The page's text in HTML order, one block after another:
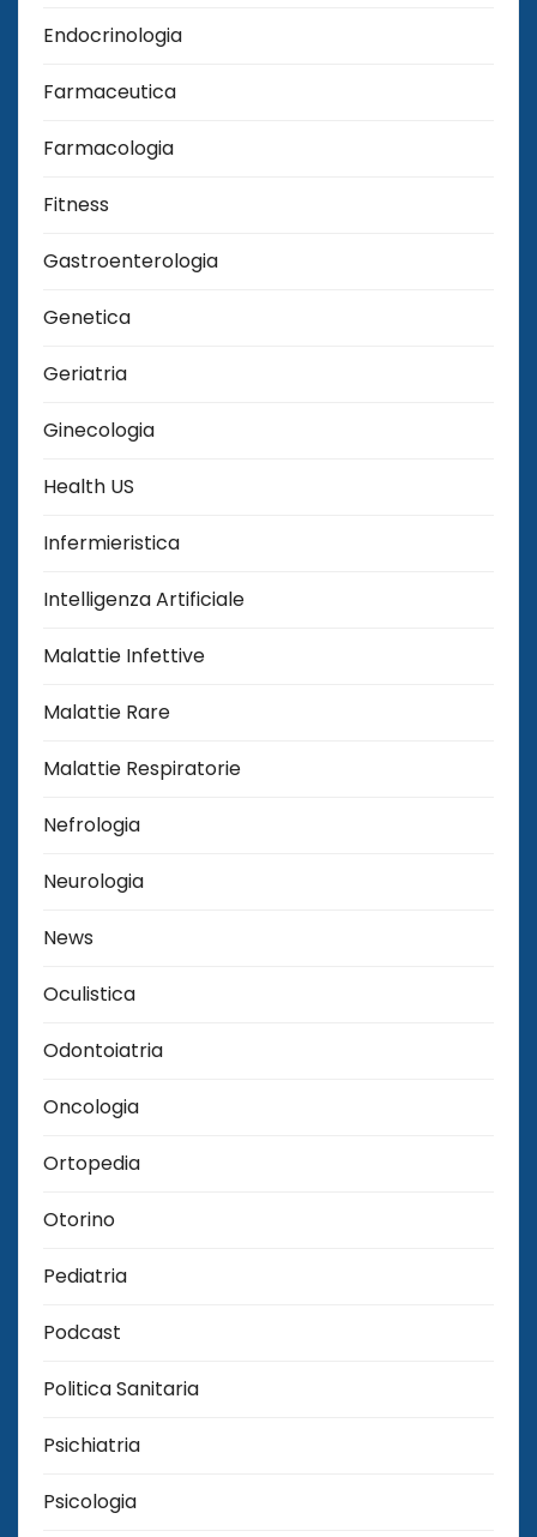
Endocrinologia
Farmaceutica
Farmacologia
Fitness
Gastroenterologia
Genetica
Geriatria
Ginecologia
Health US
Infermieristica
Intelligenza Artificiale
Malattie Infettive
Malattie Rare
Malattie Respiratorie
Nefrologia
Neurologia
News
Oculistica
Odontoiatria
Oncologia
Ortopedia
Otorino
Pediatria
Podcast
Politica Sanitaria
Psichiatria
Psicologia